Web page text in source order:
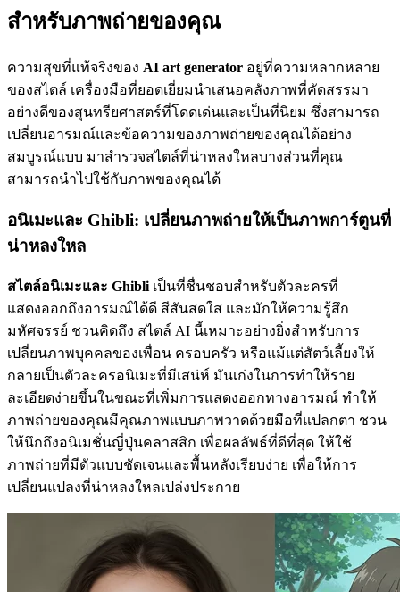
สำหรับภาพถ่ายของคุณ
ความสุขที่แท้จริงของ AI art generator อยู่ที่ความหลากหลาย
ของสไตล์ เครื่องมือที่ยอดเยี่ยมนำเสนอคลังภาพที่คัดสรรมา
อย่างดีของสุนทรียศาสตร์ที่โดดเด่นและเป็นที่นิยม ซึ่งสามารถ
เปลี่ยนอารมณ์และข้อความของภาพถ่ายของคุณได้อย่าง
สมบูรณ์แบบ มาสำรวจสไตล์ที่น่าหลงใหลบางส่วนที่คุณ
สามารถนำไปใช้กับภาพของคุณได้
อนิเมะและ Ghibli: เปลี่ยนภาพถ่ายให้เป็นภาพการ์ตูนที่
น่าหลงใหล
สไตล์อนิเมะและ Ghibli เป็นที่ชื่นชอบสำหรับตัวละครที่
แสดงออกถึงอารมณ์ได้ดี สีสันสดใส และมักให้ความรู้สึก
มหัศจรรย์ ชวนคิดถึง สไตล์ AI นี้เหมาะอย่างยิ่งสำหรับการ
เปลี่ยนภาพบุคคลของเพื่อน ครอบครัว หรือแม้แต่สัตว์เลี้ยงให้
กลายเป็นตัวละครอนิเมะที่มีเสน่ห์ มันเก่งในการทำให้ราย
ละเอียดง่ายขึ้นในขณะที่เพิ่มการแสดงออกทางอารมณ์ ทำให้
ภาพถ่ายของคุณมีคุณภาพแบบภาพวาดด้วยมือที่แปลกตา ชวน
ให้นึกถึงอนิเมชั่นญี่ปุ่นคลาสสิก เพื่อผลลัพธ์ที่ดีที่สุด ให้ใช้
ภาพถ่ายที่มีตัวแบบชัดเจนและพื้นหลังเรียบง่าย เพื่อให้การ
เปลี่ยนแปลงที่น่าหลงใหลเปล่งประกาย